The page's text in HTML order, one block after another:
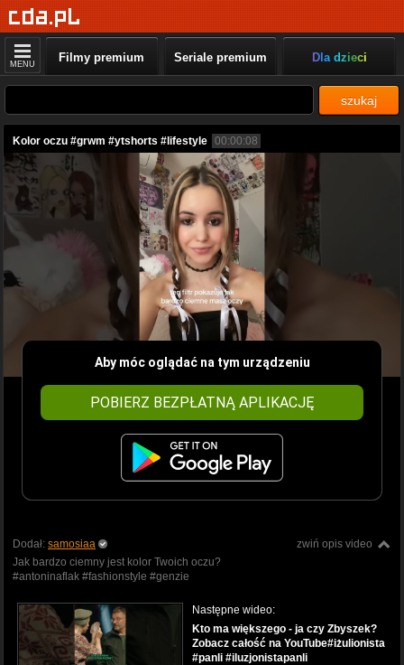
MENU Filmy premium Seriale premium Dla dzieci
szukaj
Kolor oczu #grwm #ytshorts #lifestyle 00:00:08
Aby móc oglądać na tym urządzeniu
POBIERZ BEZPŁATNĄ APLIKACJĘ
zwiń opis video
Dodał: samosiaa
Jak bardzo ciemny jest kolor Twoich oczu?
#antoninaflak #fashionstyle #genzie
Następne wideo:
Kto ma większego - ja czy Zbyszek?
Zobacz całość na YouTube#iżulionista
#panli #iluzjonistapanli